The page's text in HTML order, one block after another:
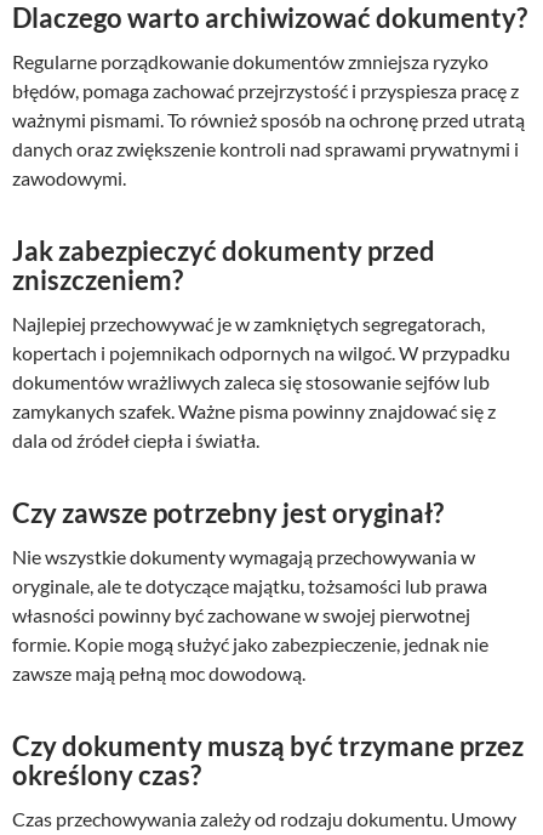
Dlaczego warto archiwizować dokumenty?
Regularne porządkowanie dokumentów zmniejsza ryzyko
błędów, pomaga zachować przejrzystość i przyspiesza pracę z
ważnymi pismami. To również sposób na ochronę przed utratą
danych oraz zwiększenie kontroli nad sprawami prywatnymi i
zawodowymi.
Jak zabezpieczyć dokumenty przed
zniszczeniem?
Najlepiej przechowywać je w zamkniętych segregatorach,
kopertach i pojemnikach odpornych na wilgoć. W przypadku
dokumentów wrażliwych zaleca się stosowanie sejfów lub
zamykanych szafek. Ważne pisma powinny znajdować się z
dala od źródeł ciepła i światła.
Czy zawsze potrzebny jest oryginał?
Nie wszystkie dokumenty wymagają przechowywania w
oryginale, ale te dotyczące majątku, tożsamości lub prawa
własności powinny być zachowane w swojej pierwotnej
formie. Kopie mogą służyć jako zabezpieczenie, jednak nie
zawsze mają pełną moc dowodową.
Czy dokumenty muszą być trzymane przez
określony czas?
Czas przechowywania zależy od rodzaju dokumentu. Umowy